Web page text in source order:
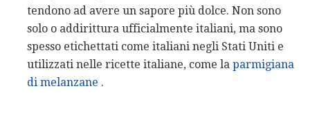
tendono ad avere un sapore più dolce. Non sono
solo o addirittura ufficialmente italiani, ma sono
spesso etichettati come italiani negli Stati Uniti e
utilizzati nelle ricette italiane, come la parmigiana
di melanzane .